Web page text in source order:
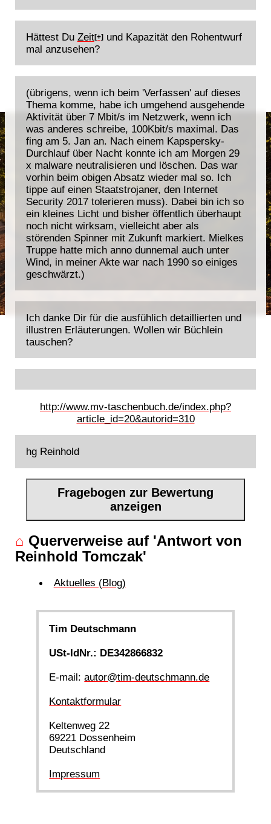
Hättest Du Zeit[+]und Kapazität den Rohentwurf
mal anzusehen?
(übrigens, wenn ich beim 'Verfassen' auf dieses
Thema komme, habe ich umgehend ausgehende
Aktivität über 7 Mbit/s im Netzwerk, wenn ich
was anderes schreibe, 100Kbit/s maximal. Das
fing am 5. Jan an. Nach einem Kapspersky-
Durchlauf über Nacht konnte ich am Morgen 29
x malware neutralisieren und löschen. Das war
vorhin beim obigen Absatz wieder mal so. Ich
tippe auf einen Staatstrojaner, den Internet
Security 2017 tolerieren muss). Dabei bin ich so
ein kleines Licht und bisher öffentlich überhaupt
noch nicht wirksam, vielleicht aber als
störenden Spinner mit Zukunft markiert. Mielkes
Truppe hatte mich anno dunnemal auch unter
Wind, in meiner Akte war nach 1990 so einiges
geschwärzt.)
Ich danke Dir für die ausfühlich detaillierten und
illustren Erläuterungen. Wollen wir Büchlein
tauschen?
http://www.mv-taschenbuch.de/index.php?
article_id=20&autorid=310
hg Reinhold
Fragebogen zur Bewertung
anzeigen
⌂ Querverweise auf 'Antwort von
Reinhold Tomczak'
Aktuelles (Blog)
Tim Deutschmann
USt-IdNr.: DE342866832
E-mail:autor@tim-deutschmann.de
Kontaktformular
Keltenweg 22
69221 Dossenheim
Deutschland
Impressum